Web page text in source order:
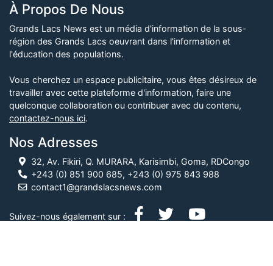
À Propos De Nous
Grands Lacs News est un média d'information de la sous-
région des Grands Lacs oeuvrant dans l'information et
l'éducation des populations.
Vous cherchez un espace publicitaire, vous êtes désireux de
travailler avec cette plateforme d'information, faire une
quelconque collaboration ou contribuer avec du contenu,
contactez-nous ici.
Nos Adresses
32, Av. Fikiri, Q. MURARA, Karisimbi, Goma, RDCongo
+243 (0) 851 900 685, +243 (0) 975 843 988
contact1@grandslacsnews.com
Suivez-nous également sur :